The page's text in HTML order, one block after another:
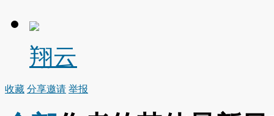
翔云
收藏 分享邀请 举报